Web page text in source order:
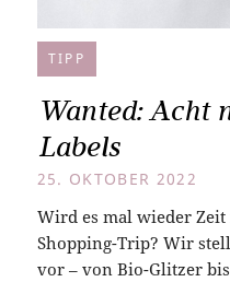
TIPP
Wanted: Acht
Labels
25. OKTOBER 2022
Wird es mal wieder
Shopping-Trip? Wir
vor – von Bio-Glitzer